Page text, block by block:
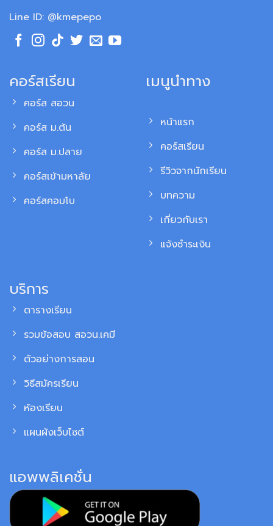
Line ID: @kmepepo
คอร์สเรียน
คอร์ส สอวน
คอร์ส ม.ต้น
คอร์ส ม.ปลาย
คอร์สเข้ามหาลัย
คอร์สคอมโบ
เมนูนำทาง
หน้าแรก
คอร์สเรียน
รีวิวจากนักเรียน
บทความ
เกี่ยวกับเรา
แจ้งชำระเงิน
บริการ
ตารางเรียน
รวมข้อสอบ สอวน.เคมี
ตัวอย่างการสอน
วิธีสมัครเรียน
ห้องเรียน
แผนผังเว็บไซต์
แอพพลิเคชั่น